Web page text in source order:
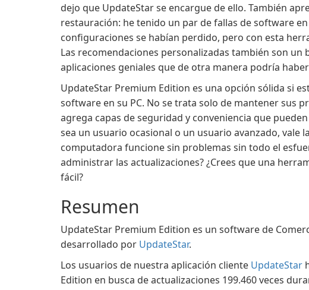
dejo que UpdateStar se encargue de ello. También
restauración: he tenido un par de fallas de software
configuraciones se habían perdido, pero con esta
Las recomendaciones personalizadas también son
aplicaciones geniales que de otra manera podría
UpdateStar Premium Edition es una opción sólida si
software en su PC. No se trata solo de mantener sus
agrega capas de seguridad y conveniencia que
sea un usuario ocasional o un usuario avanzado, vale
computadora funcione sin problemas sin todo el
administrar las actualizaciones? ¿Crees que una
fácil?
Resumen
UpdateStar Premium Edition es un software de
desarrollado por UpdateStar.
Los usuarios de nuestra aplicación cliente UpdateStar
Edition en busca de actualizaciones 199.460 veces